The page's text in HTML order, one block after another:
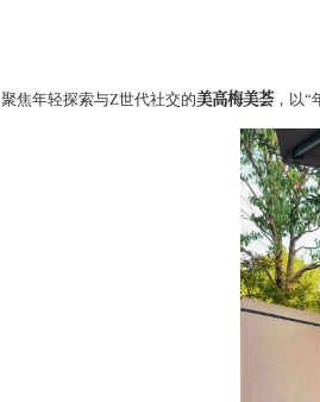
聚焦年轻探索与Z世代社交的美高梅美荟，以“